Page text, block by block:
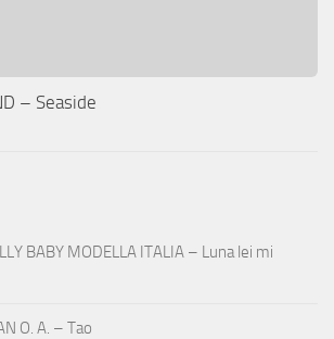
– Seaside
BABY MODELLA ITALIA – Luna lei mi
O. A. – Tao